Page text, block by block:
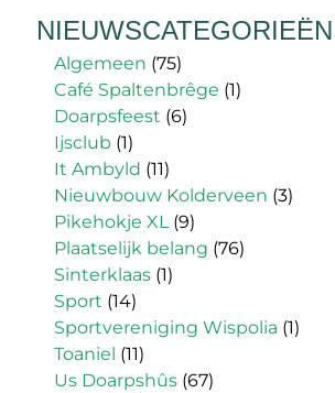
NIEUWSCATEGORIEËN
Algemeen (75)
Café Spaltenbrêge (1)
Doarpsfeest (6)
Ijsclub (1)
It Ambyld (11)
Nieuwbouw Kolderveen (3)
Pikehokje XL (9)
Plaatselijk belang (76)
Sinterklaas (1)
Sport (14)
Sportvereniging Wispolia (1)
Toaniel (11)
Us Doarpshûs (67)